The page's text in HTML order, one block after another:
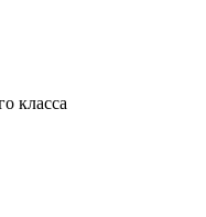
класса